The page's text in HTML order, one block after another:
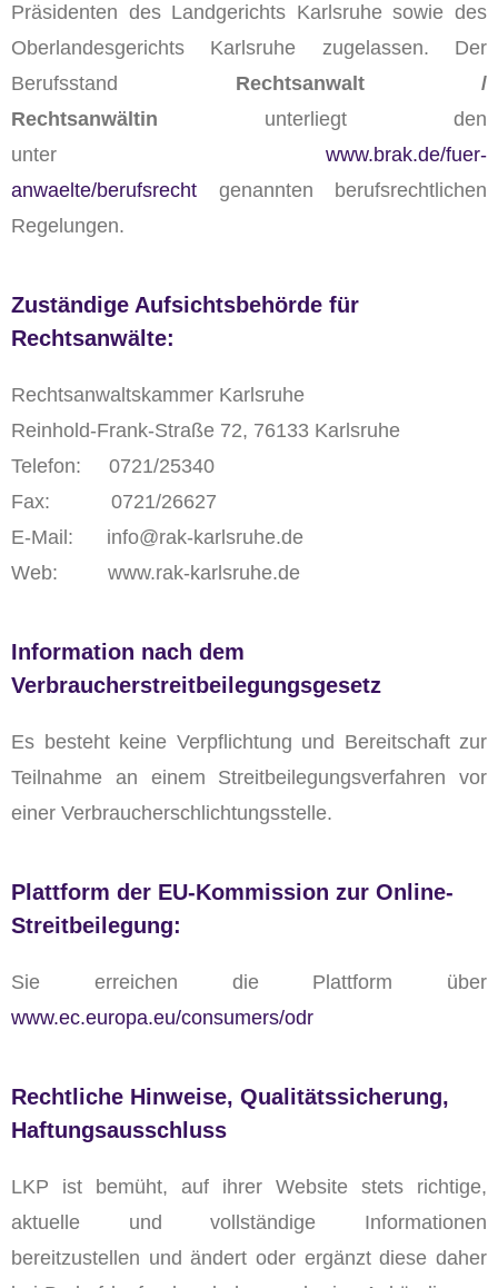
Präsidenten des Landgerichts Karlsruhe sowie des
Oberlandesgerichts Karlsruhe zugelassen. Der
Berufsstand Rechtsanwalt /
Rechtsanwältin unterliegt den
unter www.brak.de/fuer-
anwaelte/berufsrecht genannten berufsrechtlichen
Regelungen.
Zuständige Aufsichtsbehörde für
Rechtsanwälte:
Rechtsanwaltskammer Karlsruhe
Reinhold-Frank-Straße 72, 76133 Karlsruhe
Telefon: 0721/25340
Fax: 0721/26627
E-Mail: info@rak-karlsruhe.de
Web: www.rak-karlsruhe.de
Information nach dem
Verbraucherstreitbeilegungsgesetz
Es besteht keine Verpflichtung und Bereitschaft zur
Teilnahme an einem Streitbeilegungsverfahren vor
einer Verbraucherschlichtungsstelle.
Plattform der EU-Kommission zur Online-
Streitbeilegung:
Sie erreichen die Plattform über
www.ec.europa.eu/consumers/odr
Rechtliche Hinweise, Qualitätssicherung,
Haftungsausschluss
LKP ist bemüht, auf ihrer Website stets richtige,
aktuelle und vollständige Informationen
bereitzustellen und ändert oder ergänzt diese daher